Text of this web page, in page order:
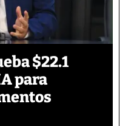
$22.1
para